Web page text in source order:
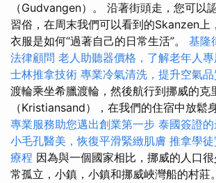
（Gudvangen）。 沿著街頭走，您可以
習俗，在周末我們可以看到的Skanzen上
衣服是如何“過著自己的日常生活”。 基隆
法律顧問 老人助聽器價格，了解老年人
士林推拿技術 專業冷氣清洗，提升空氣
渡輪乘坐希臘渡輪，然後航行到挪威的克
（Kristiansand），在我們的住宿中放鬆
專業服務助您邁出創業第一步 泰國簽證
小毛孔醫美，恢復平滑緊緻肌膚 推拿學
療程 因為與一個國家相比，挪威的人口
常孤立，小鎮，小鎮和挪威峽灣船的村莊